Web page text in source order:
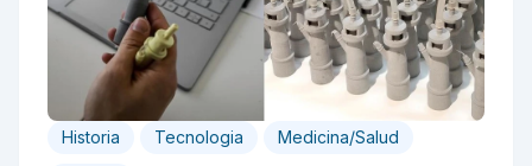
Historia Tecnologia Medicina/Salud